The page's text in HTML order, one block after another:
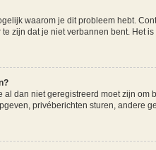
waarom je dit probleem hebt.
zijn dat je niet verbannen bent. Het
al dan niet geregistreerd moet zijn
privéberichten sturen, andere